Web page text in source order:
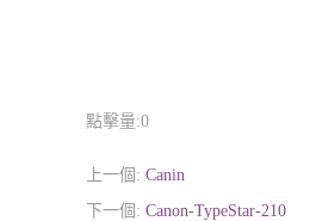
點擊量:0
上一個: Canin
下一個: Canon-TypeStar-210